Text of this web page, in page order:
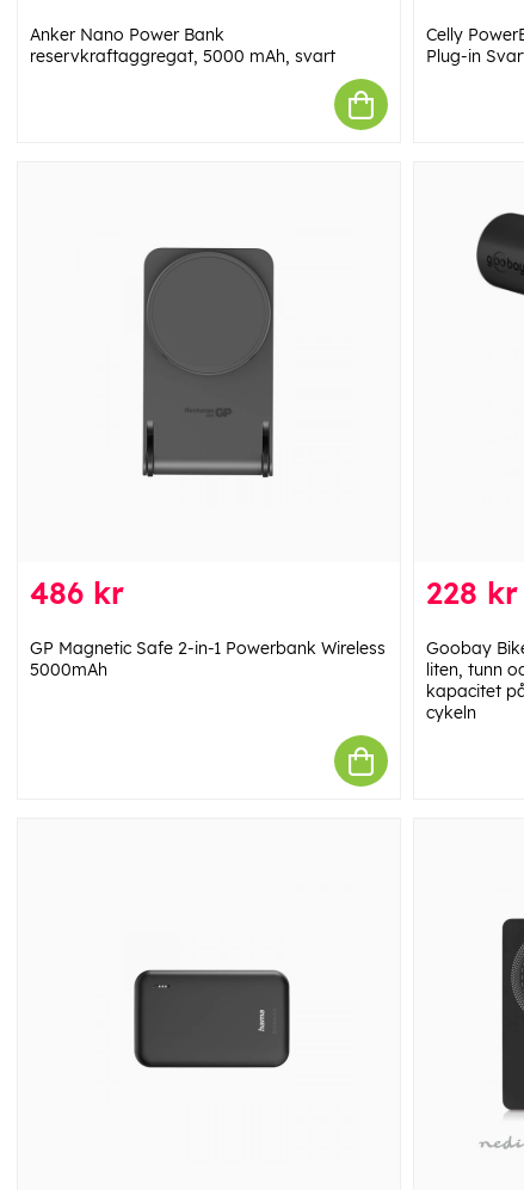
Anker Nano Power Bank
reservkraftaggregat, 5000 mAh, svart
Celly
Plug-in
486 kr
GP Magnetic Safe 2-in-1 Powerbank Wireless
5000mAh
228 kr
Goobay
liten, tunn
kapacitet
cykeln